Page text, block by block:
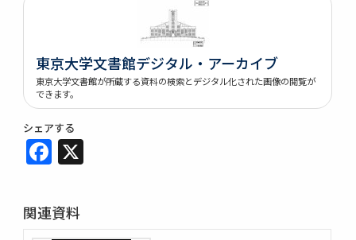
東京大学文書館デジタル・アーカイブ
東京大学文書館が所蔵する資料の検索とデジタル化された画像の閲覧が
できます。
シェアする
Facebook
関連資料